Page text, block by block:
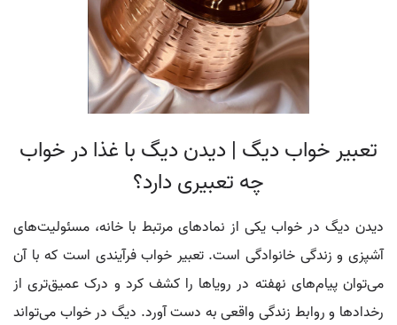
تعبیر خواب دیگ | دیدن دیگ با غذا در خواب
چه تعبیری دارد؟
دیدن دیگ در خواب یکی از نمادهای مرتبط با خانه، مسئولیت‌های
آشپزی و زندگی خانوادگی است. تعبیر خواب فرآیندی است که با آن
می‌توان پیام‌های نهفته در رویاها را کشف کرد و درک عمیق‌تری از
رخدادها و روابط زندگی واقعی به دست آورد. دیگ در خواب می‌تواند